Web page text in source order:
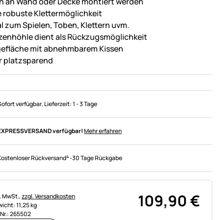
robuste Klettermöglichkeit
zum Spielen, Toben, Klettern uvm.
dient als Rückzugsmöglichkeit
mit abnehmbarem Kissen
platzsparend
verfügbar, Lieferzeit:1 - 3 Tage
verfügbar!Mehr erfahren
Rückversand4-30 Tage Rückgabe
MwSt.,zzgl. Versandkosten
11,25 kg
265502
109,90€